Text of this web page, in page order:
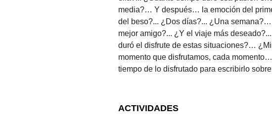
media?… Y después… la emoción del
del beso?... ¿Dos días?... ¿Una
mejor amigo?... ¿Y el viaje más
duró el disfrute de estas situaciones?…
momento que disfrutamos, cada
tiempo de lo disfrutado para escribirlo
ACTIVIDADES